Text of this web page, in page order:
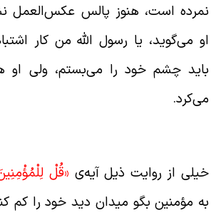
است، هنوز پالس عکس‌العمل
می‌گوید، یا رسول الله من کار
چشم خود را می‌بستم، ولی او
از روایت ذیل آیه‌ی«قُلْ لِلْمُؤْمِنِينَ
مؤمنین بگو میدان دید خود را کم